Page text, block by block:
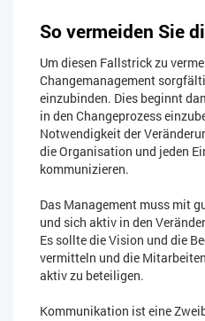
So vermeiden Sie
Um diesen Fallstrick zu
Changemanagement
einzubinden. Dies beginnt
in den Changeprozess
Notwendigkeit der
die Organisation und jeden
kommunizieren.
Das Management muss mit
und sich aktiv in den
Es sollte die Vision und die
vermitteln und die
aktiv zu beteiligen.
Kommunikation ist eine